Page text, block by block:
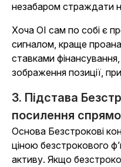
незабаром страждати
Хоча OI сам по собі є
сигналом, краще
ставками
зображення позиції,
3. Підстава
посилення
Основа Безстрокові
ціною безстрокового
активу. Якщо